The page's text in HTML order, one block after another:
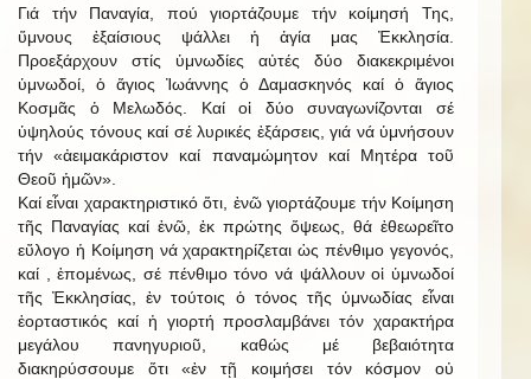
Γιά τήν Παναγία, πού γιορτάζουμε τήν κοίμησή Της,
ὕμνους ἐξαίσιους ψάλλει ἡ ἁγία μας Ἐκκλησία.
Προεξάρχουν στίς ὑμνωδίες αὐτές δύο διακεκριμένοι
ὑμνωδοί, ὁ ἅγιος Ἰωάννης ὁ Δαμασκηνός καί ὁ ἅγιος
Κοσμᾶς ὁ Μελωδός. Καί οἱ δύο συναγωνίζονται σέ
ὑψηλούς τόνους καί σέ λυρικές ἐξάρσεις, γιά νά ὑμνήσουν
τήν «ἀειμακάριστον καί παναμώμητον καί Μητέρα τοῦ
Θεοῦ ἡμῶν».
Καί εἶναι χαρακτηριστικό ὅτι, ἐνῶ γιορτάζουμε τήν Κοίμηση
τῆς Παναγίας καί ἐνῶ, ἐκ πρώτης ὄψεως, θά ἐθεωρεῖτο
εὔλογο ἡ Κοίμηση νά χαρακτηρίζεται ὡς πένθιμο γεγονός,
καί , ἑπομένως, σέ πένθιμο τόνο νά ψάλλουν οἱ ὑμνωδοί
τῆς Ἐκκλησίας, ἐν τούτοις ὁ τόνος τῆς ὑμνωδίας εἶναι
ἑορταστικός καί ἡ γιορτή προσλαμβάνει τόν χαρακτήρα
μεγάλου πανηγυριοῦ, καθώς μέ βεβαιότητα
διακηρύσσουμε ὅτι «ἐν τῇ κοιμήσει τόν κόσμον οὐ